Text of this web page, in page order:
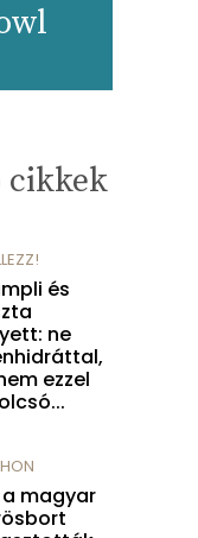
cikkek
és
ne
ezzel
a magyar